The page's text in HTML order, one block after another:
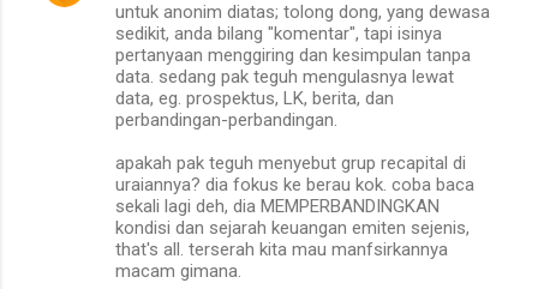
untuk anonim diatas; tolong dong, yang dewasa
sedikit, anda bilang "komentar", tapi isinya
pertanyaan menggiring dan kesimpulan tanpa
data. sedang pak teguh mengulasnya lewat
data, eg. prospektus, LK, berita, dan
perbandingan-perbandingan.
apakah pak teguh menyebut grup recapital di
uraiannya? dia fokus ke berau kok. coba baca
sekali lagi deh, dia MEMPERBANDINGKAN
kondisi dan sejarah keuangan emiten sejenis,
that's all. terserah kita mau manfsirkannya
macam gimana.